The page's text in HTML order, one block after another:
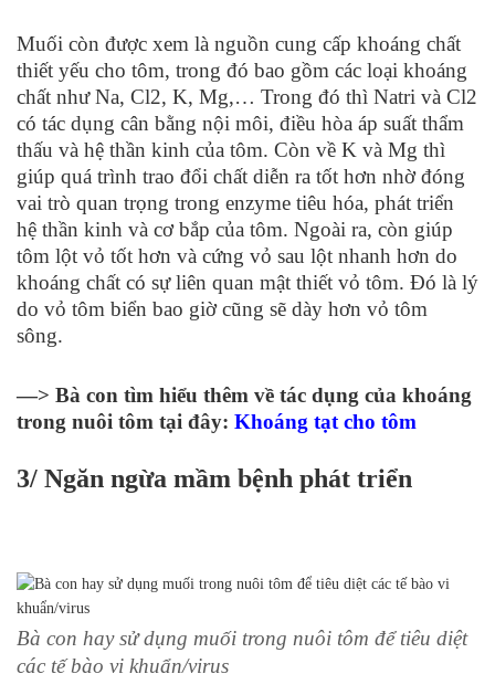
Muối còn được xem là nguồn cung cấp khoáng chất
thiết yếu cho tôm, trong đó bao gồm các loại khoáng
chất như Na, Cl2, K, Mg,… Trong đó thì Natri và Cl2
có tác dụng cân bằng nội môi, điều hòa áp suất thẩm
thấu và hệ thần kinh của tôm. Còn về K và Mg thì
giúp quá trình trao đổi chất diễn ra tốt hơn nhờ đóng
vai trò quan trọng trong enzyme tiêu hóa, phát triển
hệ thần kinh và cơ bắp của tôm. Ngoài ra, còn giúp
tôm lột vỏ tốt hơn và cứng vỏ sau lột nhanh hơn do
khoáng chất có sự liên quan mật thiết vỏ tôm. Đó là lý
do vỏ tôm biển bao giờ cũng sẽ dày hơn vỏ tôm
sông.
—> Bà con tìm hiểu thêm về tác dụng của khoáng
trong nuôi tôm tại đây: Khoáng tạt cho tôm
3/ Ngăn ngừa mầm bệnh phát triển
Bà con hay sử dụng muối trong nuôi tôm để tiêu diệt
các tế bào vi khuẩn/virus